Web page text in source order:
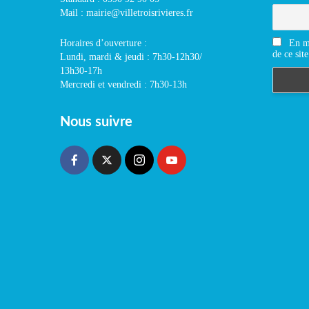
Mail : mairie@villetroisrivieres.fr
Horaires d’ouverture :
Lundi, mardi & jeudi : 7h30-12h30/
13h30-17h
Mercredi et vendredi : 7h30-13h
Nous suivre
En
de ce site